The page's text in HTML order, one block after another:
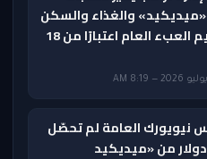
«ميديكيد» والغذاء والسكن
قد تدخل تقييم العبء العام اعتبارًا من 18
نيويورك العامة لم تحصّل